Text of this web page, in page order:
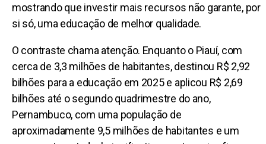
mostrando que investir mais recursos não garante, por
si só, uma educação de melhor qualidade.
O contraste chama atenção. Enquanto o Piauí, com
cerca de 3,3 milhões de habitantes, destinou R$ 2,92
bilhões para a educação em 2025 e aplicou R$ 2,69
bilhões até o segundo quadrimestre do ano,
Pernambuco, com uma população de
aproximadamente 9,5 milhões de habitantes e um